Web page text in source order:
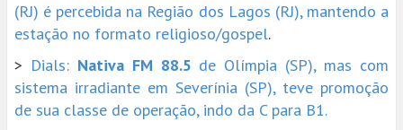
(RJ) é percebida na Região dos Lagos (RJ), mantendo a
estação no formato religioso/gospel.
> Dials: Nativa FM 88.5 de Olímpia (SP), mas com
sistema irradiante em Severínia (SP), teve promoção
de sua classe de operação, indo da C para B1.